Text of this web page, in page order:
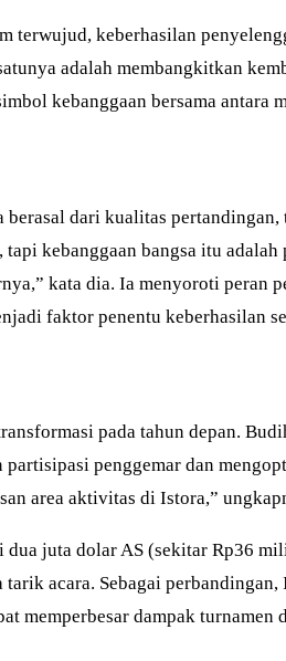
keberhasilan
adalah membangkitkan
kebanggaan bersama antara
dari kualitas
kebanggaan bangsa itu
kata dia. Ia menyoroti peran
faktor penentu keberhasilan
pada tahun depan.
penggemar dan
area aktivitas di Istora,”
juta dolar AS (sekitar Rp36
acara. Sebagai
memperbesar dampak turnamen